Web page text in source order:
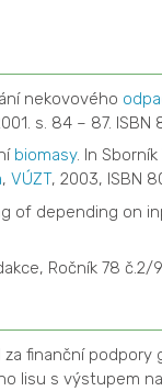
nekovového
s. 84 – 87. ISBN
biomasy. In
, VÚZT, 2003, ISBN
of depending on
Ročník 78 č.2/
finanční podpory
lisu s výstupem